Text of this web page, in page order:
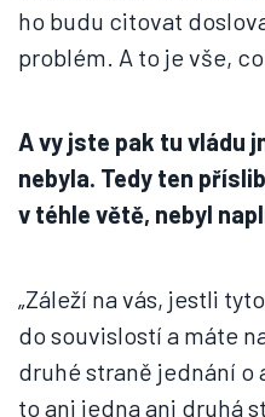
ho budu citovat
problém. A to je vše,
A vy jste pak tu vládu
nebyla. Tedy ten
v téhle větě, nebyl
„Záleží na vás, jestli
do souvislostí a máte
druhé straně jednání o
to ani jedna ani druhá